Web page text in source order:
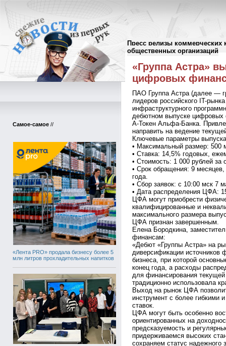
Пресс релизы коммерческих
общественных организаций
Самое-самое //
«Лента PRO» продала бизнесу более 5
млн литров прохладительных напитков
Пресс-релизы//
«Группа Астра»
цифровых
ПАО Группа Астра (далее —
лидеров российского IT-
инфраструктурного
дебютном выпуске
А-Токен Альфа-Банка.
направить на ведение
Ключевые параметры выпуска
• Максимальный размер: 500
• Ставка: 14,5% годовых,
• Стоимость: 1 000 рублей
• Срок обращения: 9
года.
• Сбор заявок: с 10:00 мск 7
• Дата распределения ЦФА:
ЦФА могут приобрести
квалифицированные и
максимального размера
ЦФА признан завершенным.
Елена Бородкина,
финансам:
«Дебют «Группы Астра» на
диверсификации источников
бизнеса, при которой
конец года, а расходы
для финансирования
традиционно использовала
Выход на рынок ЦФА
инструмент с более гибкими
ставок.
ЦФА могут быть особенно
ориентированных на
предсказуемость и
придерживаемся высоких
сохраняем статус надежного